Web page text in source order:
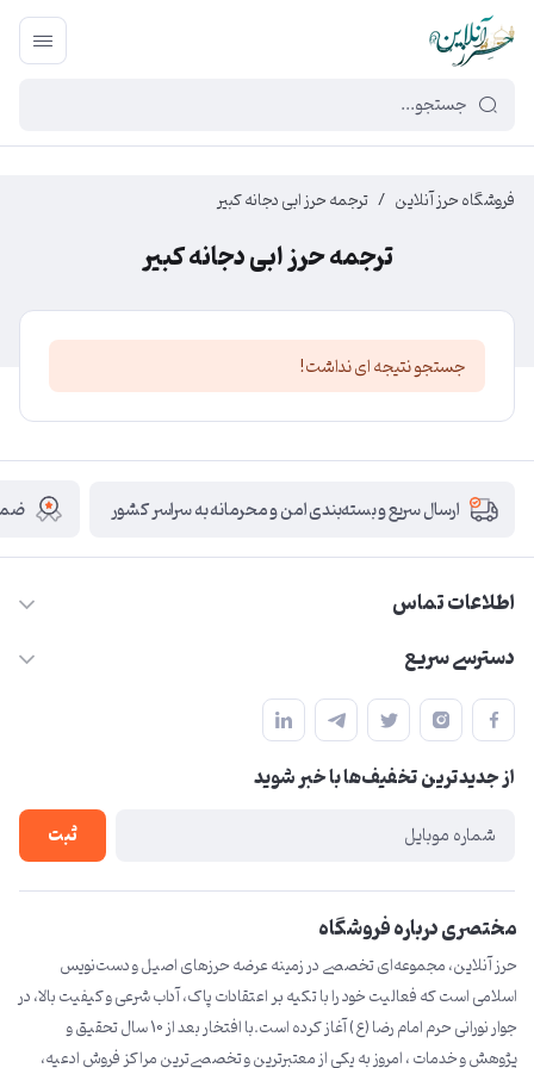
449f43cf-3da2-4422-bb12-2566cb5b8b05
فروشگاه حرز آنلاین / ترجمه حرز ابی دجانه کبیر
ترجمه حرز ابی دجانه کبیر
جستجو نتیجه ای نداشت!
ارسال سریع و بسته‌بندی امن و محرمانه به سراسر کشور
اطلاعات تماس
09210446578
herzeonline@gmail.com
مشهد مقدس ،خیابان امام رضا(ع) ، حرم مطهر رضوی ، فلکه آب ، بازار
امام رضا (ع)
دسترسی سریع
حساب کاربری
مجله فروشگاه
لیست محصولات
درباره ما
از جدید‌ترین تخفیف‌ها با‌ خبر شوید
ثبت
مختصری درباره فروشگاه
حرز آنلاین، مجموعه‌ای تخصصی در زمینه عرضه حرزهای اصیل و دست‌نویس
اسلامی است که فعالیت خود را با تکیه بر اعتقادات پاک، آداب شرعی و کیفیت بالا، در
جوار نورانی حرم امام رضا (ع) آغاز کرده است.با افتخار بعد از 10 سال تحقیق و
پژوهش و خدمات ، امروز به یکی از معتبرترین و تخصصی‌ترین مراکز فروش ادعیه،